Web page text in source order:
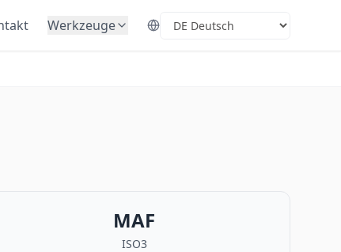
Werkzeuge Select Language
MAF
ISO3